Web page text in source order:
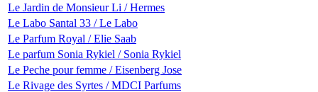
Le Jardin de Monsieur Li / Hermes
Le Labo Santal 33 / Le Labo
Le Parfum Royal / Elie Saab
Le parfum Sonia Rykiel / Sonia Rykiel
Le Peche pour femme / Eisenberg Jose
Le Rivage des Syrtes / MDCI Parfums